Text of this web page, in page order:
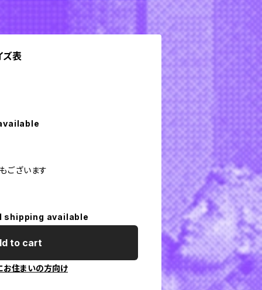
表
ございます
shipping available
to cart
お住まいの方向け